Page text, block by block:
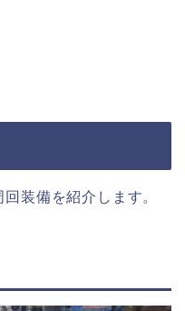
装備を紹介します。